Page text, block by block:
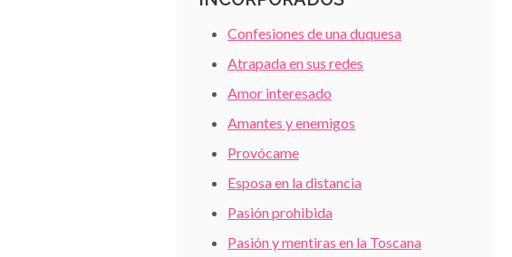
Confesiones de una duquesa
Atrapada en sus redes
Amor interesado
Amantes y enemigos
Provócame
Esposa en la distancia
Pasión prohibida
Pasión y mentiras en la Toscana